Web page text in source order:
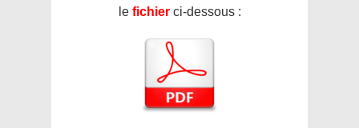
le fichier ci-dessous :